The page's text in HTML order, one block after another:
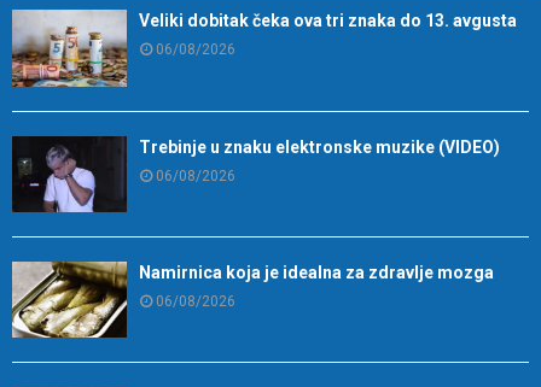
Veliki dobitak čeka ova tri znaka do 13. avgusta
06/08/2026
Trebinje u znaku elektronske muzike (VIDEO)
06/08/2026
Namirnica koja je idealna za zdravlje mozga
06/08/2026